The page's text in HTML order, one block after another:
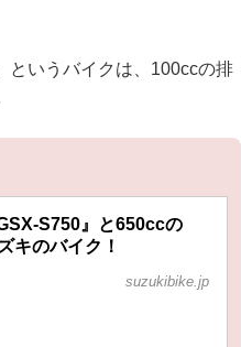
というバイクは、100ccの排
S750』と650ccの
キのバイク！
suzukibike.jp